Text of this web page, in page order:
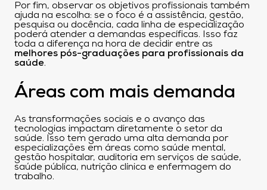
Por fim, observar os objetivos profissionais também
ajuda na escolha: se o foco é a assistência, gestão,
pesquisa ou docência, cada linha de especialização
poderá atender a demandas específicas. Isso faz
toda a diferença na hora de decidir entre as
melhores pós-graduações para profissionais da
saúde.
Áreas com mais demanda
As transformações sociais e o avanço das
tecnologias impactam diretamente o setor da
saúde. Isso tem gerado uma alta demanda por
especializações em áreas como saúde mental,
gestão hospitalar, auditoria em serviços de saúde,
saúde pública, nutrição clínica e enfermagem do
trabalho.